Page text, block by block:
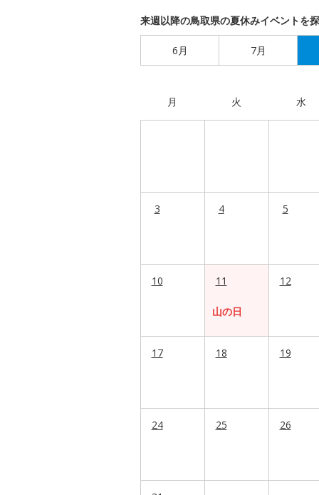
来週以降の鳥取県の夏休みイベントを
6月 7月
月 火 水
3 4 5
10 11
山の日
12
17 18 19
24 25 26